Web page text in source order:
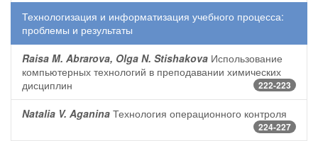
Технологизация и информатизация учебного процесса:
проблемы и результаты
Raisa M. Abrarova, Olga N. Stishakova Использование
компьютерных технологий в преподавании химических
дисциплин
222-223
Natalia V. Aganina Технология операционного контроля
224-227